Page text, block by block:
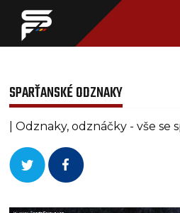
SPARŤANSKÉ ODZNAKY
| Odznaky, odznáčky - vše